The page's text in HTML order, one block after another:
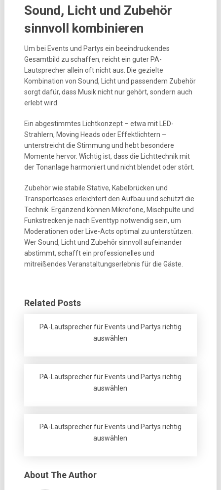
Sound, Licht und Zubehör
sinnvoll kombinieren
Um bei Events und Partys ein beeindruckendes
Gesamtbild zu schaffen, reicht ein guter PA-
Lautsprecher allein oft nicht aus. Die gezielte
Kombination von Sound, Licht und passendem Zubehör
sorgt dafür, dass Musik nicht nur gehört, sondern auch
erlebt wird.
Ein abgestimmtes Lichtkonzept – etwa mit LED-
Strahlern, Moving Heads oder Effektlichtern –
unterstreicht die Stimmung und hebt besondere
Momente hervor. Wichtig ist, dass die Lichttechnik mit
der Tonanlage harmoniert und nicht blendet oder stört.
Zubehör wie stabile Stative, Kabelbrücken und
Transportcases erleichtert den Aufbau und schützt die
Technik. Ergänzend können Mikrofone, Mischpulte und
Funkstrecken je nach Eventtyp notwendig sein, um
Moderationen oder Live-Acts optimal zu unterstützen.
Wer Sound, Licht und Zubehör sinnvoll aufeinander
abstimmt, schafft ein professionelles und
mitreißendes Veranstaltungserlebnis für die Gäste.
Related Posts
PA-Lautsprecher für Events und Partys richtig
auswählen
PA-Lautsprecher für Events und Partys richtig
auswählen
PA-Lautsprecher für Events und Partys richtig
auswählen
About The Author